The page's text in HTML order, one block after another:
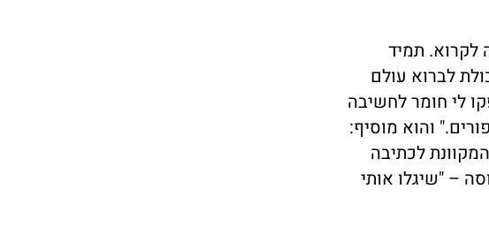
לקרוא. תמיד
לברוא עולם
לי חומר לחשיבה
והוא מוסיף:
לכתיבה
– "שיגלו אותי